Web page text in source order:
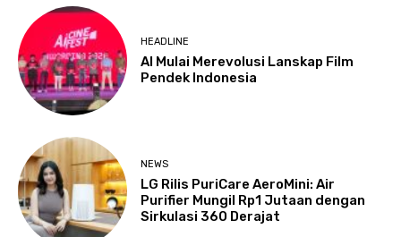
HEADLINE
AI Mulai Merevolusi Lanskap Film
Pendek Indonesia
NEWS
LG Rilis PuriCare AeroMini: Air
Purifier Mungil Rp1 Jutaan dengan
Sirkulasi 360 Derajat